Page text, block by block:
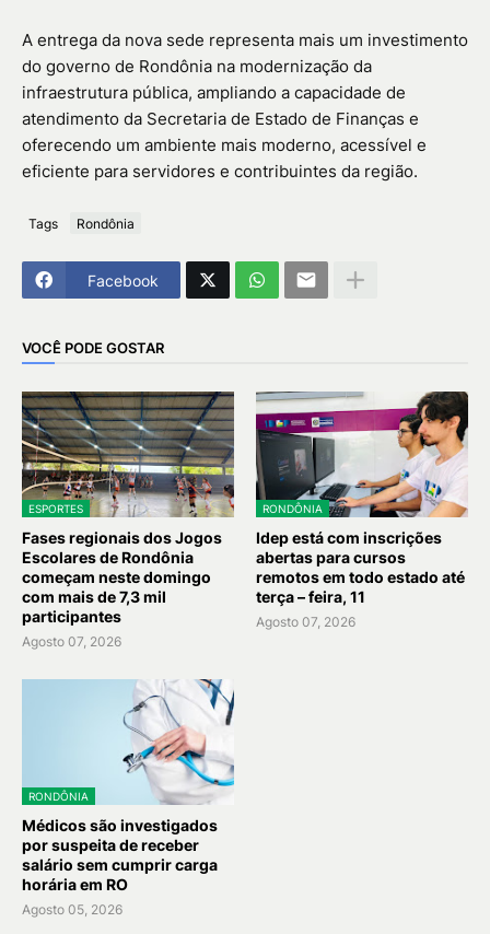
A entrega da nova sede representa mais um investimento
do governo de Rondônia na modernização da
infraestrutura pública, ampliando a capacidade de
atendimento da Secretaria de Estado de Finanças e
oferecendo um ambiente mais moderno, acessível e
eficiente para servidores e contribuintes da região.
Tags Rondônia
Facebook
VOCÊ PODE GOSTAR
ESPORTES
Fases regionais dos Jogos
Escolares de Rondônia
começam neste domingo
com mais de 7,3 mil
participantes
Agosto 07, 2026
RONDÔNIA
Idep está com inscrições
abertas para cursos
remotos em todo estado até
terça – feira, 11
Agosto 07, 2026
RONDÔNIA
Médicos são investigados
por suspeita de receber
salário sem cumprir carga
horária em RO
Agosto 05, 2026